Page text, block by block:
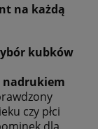
na każdą
kubków
nadrukiem
czy płci